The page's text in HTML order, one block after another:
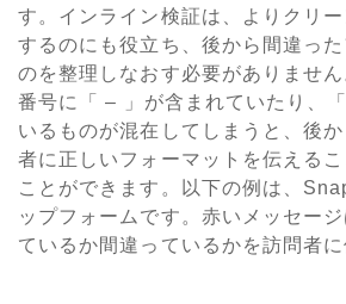
す。インライン検証は、よりクリ
するのにも役立ち、後から間違っ
のを整理しなおす必要がありませ
番号に「 – 」が含まれていたり、
いるものが混在してしまうと、後
者に正しいフォーマットを伝えるこ
ことができます。以下の例は、
ップフォームです。赤いメッセー
ているか間違っているかを訪問者に